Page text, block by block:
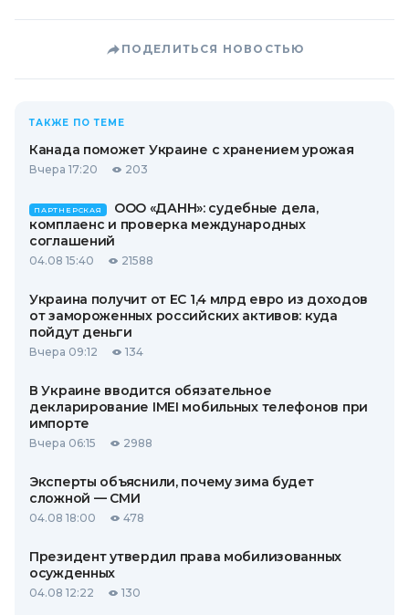
ПОДЕЛИТЬСЯ НОВОСТЬЮ
ТАКЖЕ ПО ТЕМЕ
Канада поможет Украине с хранением урожая
Вчера 17:20 203
ПАРТНЕРСКАЯ
ООО «ДАНН»: судебные дела,
комплаенс и проверка международных
соглашений
04.08 15:40 21588
Украина получит от ЕС 1,4 млрд евро из доходов
от замороженных российских активов: куда
пойдут деньги
Вчера 09:12 134
В Украине вводится обязательное
декларирование IMEI мобильных телефонов при
импорте
Вчера 06:15 2988
Эксперты объяснили, почему зима будет
сложной — СМИ
04.08 18:00 478
Президент утвердил права мобилизованных
осужденных
04.08 12:22 130